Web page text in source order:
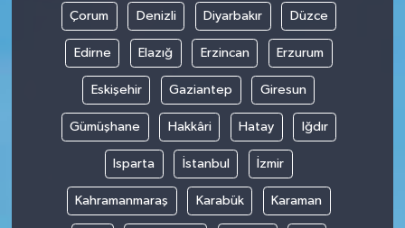
Çorum Denizli Diyarbakır Düzce
Edirne Elazığ Erzincan Erzurum
Eskişehir Gaziantep Giresun
Gümüşhane Hakkâri Hatay Iğdır
Isparta İstanbul İzmir
Kahramanmaraş Karabük Karaman